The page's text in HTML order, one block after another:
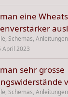
eine
Schemas,
April 2023
sehr grosse
Schemas,